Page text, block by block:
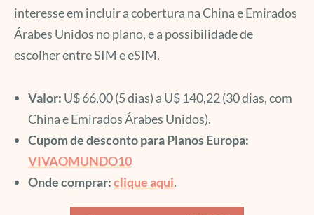
interesse em incluir a cobertura na China e Emirados
Árabes Unidos no plano, e a possibilidade de
escolher entre SIM e eSIM.
Valor: U$ 66,00 (5 dias) a U$ 140,22 (30 dias, com
China e Emirados Árabes Unidos).
Cupom de desconto para Planos Europa:
VIVAOMUNDO10
Onde comprar:clique aqui.